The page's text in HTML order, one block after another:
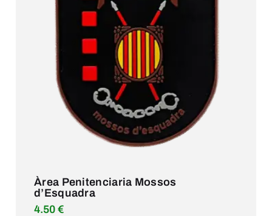
Àrea Penitenciaria Mossos
d’Esquadra
4.50 €